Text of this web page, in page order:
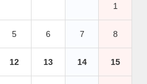
1
5 6 7 8
12 13 14 15